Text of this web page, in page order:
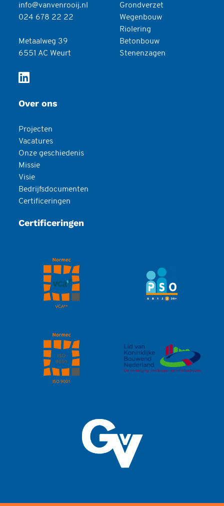
info@vanvenrooij.nl
024 678 22 22
Metaalweg 39
6551 AC Weurt
Grondverzet
Wegenbouw
Riolering
Betonbouw
Stenenzagen
Over ons
Projecten
Vacatures
Onze geschiedenis
Missie
Visie
Bedrijfsdocumenten
Certificeringen
Certificeringen